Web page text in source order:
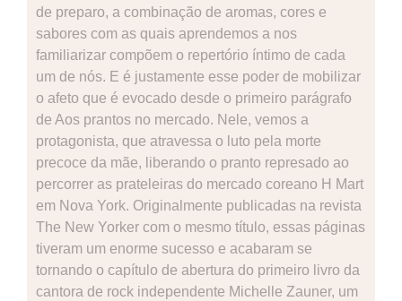
de preparo, a combinação de aromas, cores e
sabores com as quais aprendemos a nos
familiarizar compõem o repertório íntimo de cada
um de nós. E é justamente esse poder de mobilizar
o afeto que é evocado desde o primeiro parágrafo
de Aos prantos no mercado. Nele, vemos a
protagonista, que atravessa o luto pela morte
precoce da mãe, liberando o pranto represado ao
percorrer as prateleiras do mercado coreano H Mart
em Nova York. Originalmente publicadas na revista
The New Yorker com o mesmo título, essas páginas
tiveram um enorme sucesso e acabaram se
tornando o capítulo de abertura do primeiro livro da
cantora de rock independente Michelle Zauner, um